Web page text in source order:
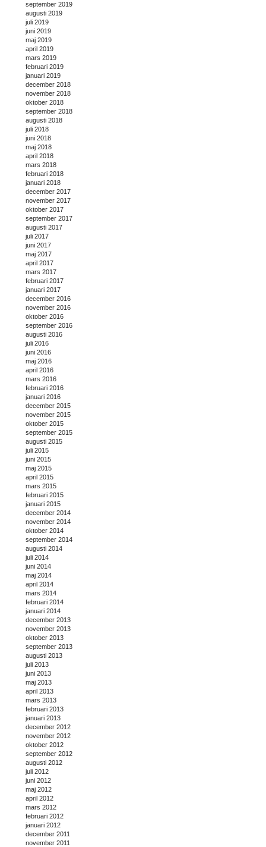
september 2019
augusti 2019
juli 2019
juni 2019
maj 2019
april 2019
mars 2019
februari 2019
januari 2019
december 2018
november 2018
oktober 2018
september 2018
augusti 2018
juli 2018
juni 2018
maj 2018
april 2018
mars 2018
februari 2018
januari 2018
december 2017
november 2017
oktober 2017
september 2017
augusti 2017
juli 2017
juni 2017
maj 2017
april 2017
mars 2017
februari 2017
januari 2017
december 2016
november 2016
oktober 2016
september 2016
augusti 2016
juli 2016
juni 2016
maj 2016
april 2016
mars 2016
februari 2016
januari 2016
december 2015
november 2015
oktober 2015
september 2015
augusti 2015
juli 2015
juni 2015
maj 2015
april 2015
mars 2015
februari 2015
januari 2015
december 2014
november 2014
oktober 2014
september 2014
augusti 2014
juli 2014
juni 2014
maj 2014
april 2014
mars 2014
februari 2014
januari 2014
december 2013
november 2013
oktober 2013
september 2013
augusti 2013
juli 2013
juni 2013
maj 2013
april 2013
mars 2013
februari 2013
januari 2013
december 2012
november 2012
oktober 2012
september 2012
augusti 2012
juli 2012
juni 2012
maj 2012
april 2012
mars 2012
februari 2012
januari 2012
december 2011
november 2011